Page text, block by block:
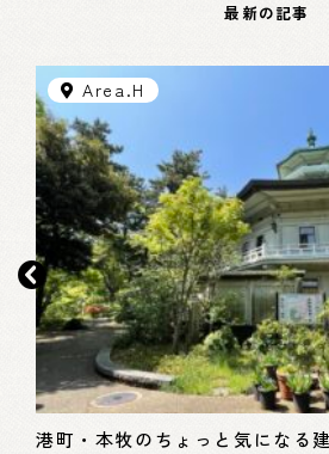
最新の記事
Area.H
港町・本牧のちょっと気になる